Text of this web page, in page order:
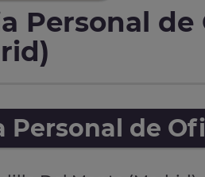
Personal
Personal de